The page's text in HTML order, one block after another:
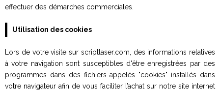
effectuer des démarches commerciales.
Utilisation des cookies
Lors de votre visite sur scriptlaser.com, des informations relatives
à votre navigation sont susceptibles d'être enregistrées par des
programmes dans des fichiers appelés "cookies" installés dans
votre navigateur afin de vous faciliter l’achat sur notre site internet